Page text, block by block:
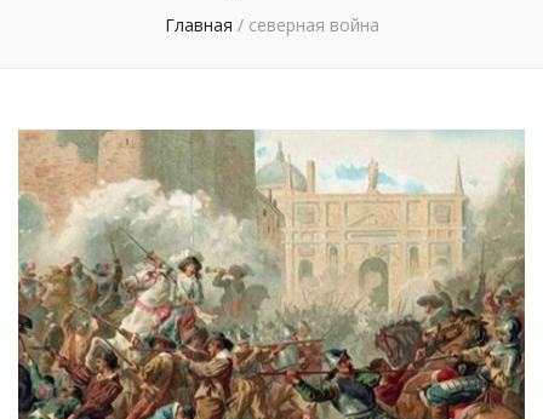
Главная / северная война